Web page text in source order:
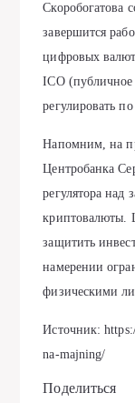
Скоробогатова
завершится
цифровых
ICO (публичное
регулировать
Напомним, на
Центробанка
регулятора над
криптовалюты.
защитить
намерении
физическими
Источник:
na-majning/
Поделиться